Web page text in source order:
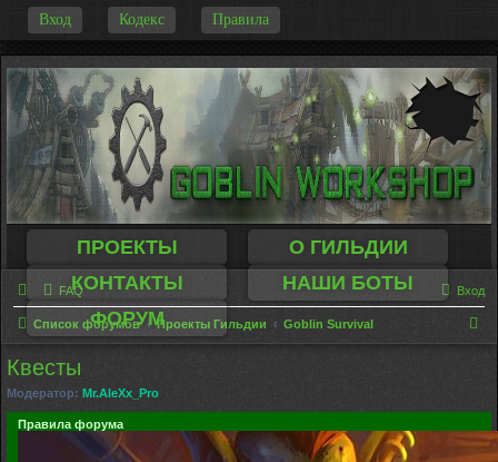
Вход Кодекс Правила
ПРОЕКТЫ
О ГИЛЬДИИ
КОНТАКТЫ
НАШИ БОТЫ
ФОРУМ
FAQ Вход
Список форумов Проекты Гильдии Goblin Survival
к
Квесты
Модератор: Mr.AleXx_Pro
Правила форума